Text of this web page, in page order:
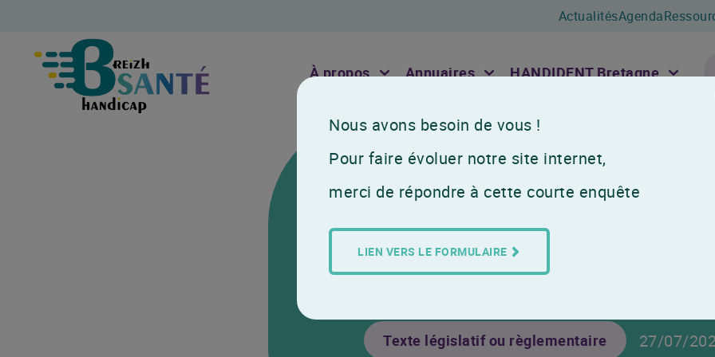
ActualitésAgenda
À propos Annuaires HANDIDENT Bretagne
Actualités Instruction du 1er juin 2023
Instruction du
relative au
établissement
Texte législatif ou règlementaire 27/07/
Nous avons besoin de vous !
Pour faire évoluer notre site internet,
merci de répondre à cette courte enquête
LIEN VERS LE FORMULAIRE